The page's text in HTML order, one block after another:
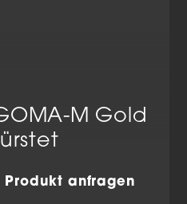
M Gold
Produkt anfragen